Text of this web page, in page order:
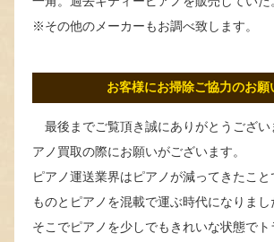
※その他のメーカーもお調べ致します。
お客様にお掃除ご協力のお願
最後までご覧頂き誠にありがとうござい
アノ買取の際にお願いがございます。
ピアノ運送業界はピアノが減ってきたこ
ものとピアノを混載で運ぶ時代になりまし
そこでピアノを少しでもきれいな状態でト